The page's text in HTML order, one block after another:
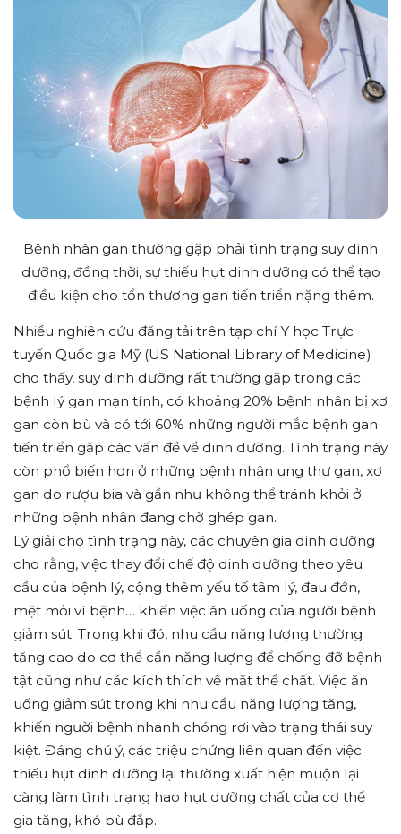
Bệnh nhân gan thường gặp phải tình trạng suy dinh
dưỡng, đồng thời, sự thiếu hụt dinh dưỡng có thể tạo
điều kiện cho tổn thương gan tiến triển nặng thêm.
Nhiều nghiên cứu đăng tải trên tạp chí Y học Trực
tuyến Quốc gia Mỹ (US National Library of Medicine)
cho thấy, suy dinh dưỡng rất thường gặp trong các
bệnh lý gan mạn tính, có khoảng 20% bệnh nhân bị xơ
gan còn bù và có tới 60% những người mắc bệnh gan
tiến triển gặp các vấn đề về dinh dưỡng. Tình trạng này
còn phổ biến hơn ở những bệnh nhân ung thư gan, xơ
gan do rượu bia và gần như không thể tránh khỏi ở
những bệnh nhân đang chờ ghép gan.
Lý giải cho tình trạng này, các chuyên gia dinh dưỡng
cho rằng, việc thay đổi chế độ dinh dưỡng theo yêu
cầu của bệnh lý, cộng thêm yếu tố tâm lý, đau đớn,
mệt mỏi vì bệnh… khiến việc ăn uống của người bệnh
giảm sút. Trong khi đó, nhu cầu năng lượng thường
tăng cao do cơ thể cần năng lượng để chống đỡ bệnh
tật cũng như các kích thích về mặt thể chất. Việc ăn
uống giảm sút trong khi nhu cầu năng lượng tăng,
khiến người bệnh nhanh chóng rơi vào trạng thái suy
kiệt. Đáng chú ý, các triệu chứng liên quan đến việc
thiếu hụt dinh dưỡng lại thường xuất hiện muộn lại
càng làm tình trạng hao hụt dưỡng chất của cơ thể
gia tăng, khó bù đắp.